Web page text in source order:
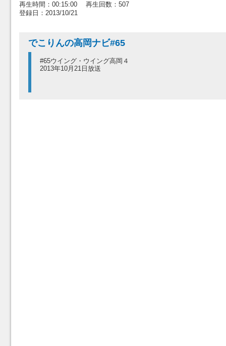
再生時間：00:15:00 再生回数：507
登録日：2013/10/21
でこりんの高岡ナビ#65
#65ウイング・ウイング高岡４
2013年10月21日放送